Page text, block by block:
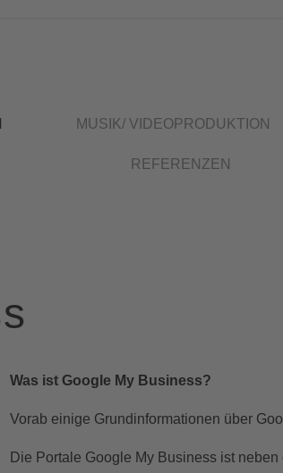
MUSIK/ VIDEOPRODUKTION
REFERENZEN
Was ist Google My Business?
Vorab einige Grundinformationen über
Die Portale Google My Business ist